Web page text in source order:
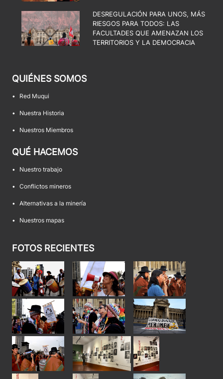
DESREGULACIÓN PARA UNOS, MÁS
RIESGOS PARA TODOS: LAS
FACULTADES QUE AMENAZAN LOS
TERRITORIOS Y LA DEMOCRACIA
QUIÉNES SOMOS
• Red Muqui
• Nuestra Historia
• Nuestros Miembros
QUÉ HACEMOS
• Nuestro trabajo
• Conflictos mineros
• Alternativas a la minería
• Nuestros mapas
FOTOS RECIENTES